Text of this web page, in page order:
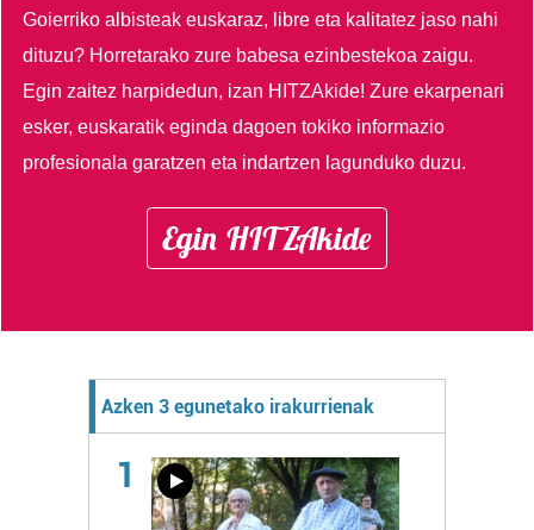
Goierriko albisteak euskaraz, libre eta kalitatez jaso nahi
dituzu? Horretarako zure babesa ezinbestekoa zaigu.
Egin zaitez harpidedun, izan HITZAkide!Zure ekarpenari
esker, euskaratik eginda dagoen tokiko informazio
profesionala garatzen eta indartzen lagunduko duzu.
Egin HITZAkide
Azken 3 egunetako irakurrienak
1